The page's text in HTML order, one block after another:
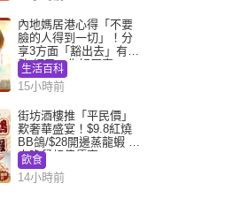
內地媽居港心得「不要
臉的人得到一切」！分
享3方面「豁出去」有著
數 網民：你好厲害
生活百科
15小時前
街坊酒樓推「平民價」
歎奢華盛宴！$9.8紅燒
BB鴿/$28開邊蒸龍蝦 3
大晚餐超值優惠
飲食
14小時前